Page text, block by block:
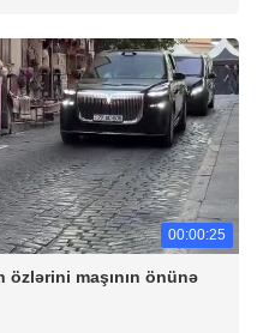
00:00:25
maşının önünə